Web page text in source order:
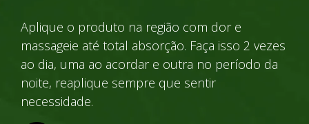
Aplique o produto na região com dor e
massageie até total absorção. Faça isso 2 vezes
ao dia, uma ao acordar e outra no período da
noite, reaplique sempre que sentir
necessidade.